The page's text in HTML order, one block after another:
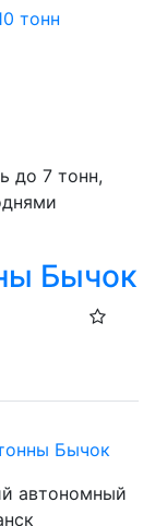
тонн
до 7 тонн,
Бычок
Бычок
автономный